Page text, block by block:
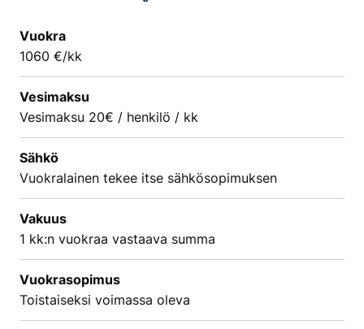
Vuokra
1060 €/kk
Vesimaksu
Vesimaksu 20€ / henkilö / kk
Sähkö
Vuokralainen tekee itse sähkösopimuksen
Vakuus
1 kk:n vuokraa vastaava summa
Vuokrasopimus
Toistaiseksi voimassa oleva